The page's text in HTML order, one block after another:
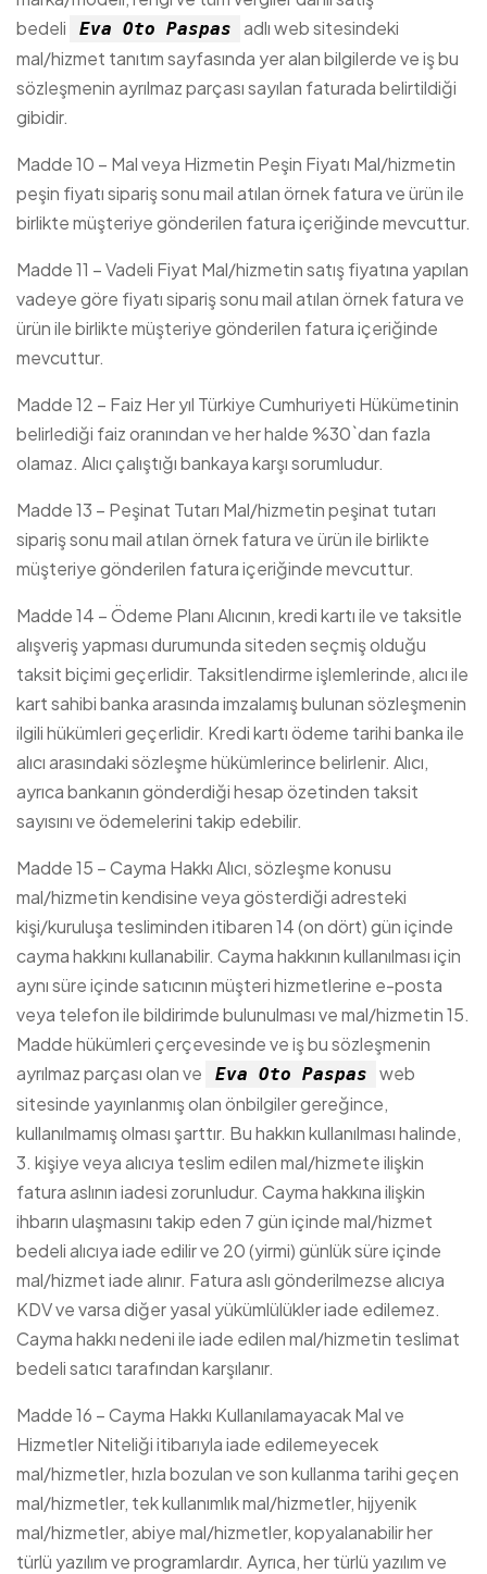
bedeli
Eva Oto Paspas
adlı web sitesindeki
mal/hizmet tanıtım sayfasında yer alan bilgilerde ve iş bu
sözleşmenin ayrılmaz parçası sayılan faturada belirtildiği
gibidir.
Madde 10 – Mal veya Hizmetin Peşin Fiyatı Mal/hizmetin
peşin fiyatı sipariş sonu mail atılan örnek fatura ve ürün ile
birlikte müşteriye gönderilen fatura içeriğinde mevcuttur.
Madde 11 – Vadeli Fiyat Mal/hizmetin satış fiyatına yapılan
vadeye göre fiyatı sipariş sonu mail atılan örnek fatura ve
ürün ile birlikte müşteriye gönderilen fatura içeriğinde
mevcuttur.
Madde 12 – Faiz Her yıl Türkiye Cumhuriyeti Hükümetinin
belirlediği faiz oranından ve her halde %30`dan fazla
olamaz. Alıcı çalıştığı bankaya karşı sorumludur.
Madde 13 – Peşinat Tutarı Mal/hizmetin peşinat tutarı
sipariş sonu mail atılan örnek fatura ve ürün ile birlikte
müşteriye gönderilen fatura içeriğinde mevcuttur.
Madde 14 – Ödeme Planı Alıcının, kredi kartı ile ve taksitle
alışveriş yapması durumunda siteden seçmiş olduğu
taksit biçimi geçerlidir. Taksitlendirme işlemlerinde, alıcı ile
kart sahibi banka arasında imzalamış bulunan sözleşmenin
ilgili hükümleri geçerlidir. Kredi kartı ödeme tarihi banka ile
alıcı arasındaki sözleşme hükümlerince belirlenir. Alıcı,
ayrıca bankanın gönderdiği hesap özetinden taksit
sayısını ve ödemelerini takip edebilir.
Madde 15 – Cayma Hakkı Alıcı, sözleşme konusu
mal/hizmetin kendisine veya gösterdiği adresteki
kişi/kuruluşa tesliminden itibaren 14 (on dört) gün içinde
cayma hakkını kullanabilir. Cayma hakkının kullanılması için
aynı süre içinde satıcının müşteri hizmetlerine e-posta
veya telefon ile bildirimde bulunulması ve mal/hizmetin 15.
Madde hükümleri çerçevesinde ve iş bu sözleşmenin
ayrılmaz parçası olan ve
Eva Oto Paspas
web
sitesinde yayınlanmış olan önbilgiler gereğince,
kullanılmamış olması şarttır. Bu hakkın kullanılması halinde,
3. kişiye veya alıcıya teslim edilen mal/hizmete ilişkin
fatura aslının iadesi zorunludur. Cayma hakkına ilişkin
ihbarın ulaşmasını takip eden 7 gün içinde mal/hizmet
bedeli alıcıya iade edilir ve 20 (yirmi) günlük süre içinde
mal/hizmet iade alınır. Fatura aslı gönderilmezse alıcıya
KDV ve varsa diğer yasal yükümlülükler iade edilemez.
Cayma hakkı nedeni ile iade edilen mal/hizmetin teslimat
bedeli satıcı tarafından karşılanır.
Madde 16 – Cayma Hakkı Kullanılamayacak Mal ve
Hizmetler Niteliği itibarıyla iade edilemeyecek
mal/hizmetler, hızla bozulan ve son kullanma tarihi geçen
mal/hizmetler, tek kullanımlık mal/hizmetler, hijyenik
mal/hizmetler, abiye mal/hizmetler, kopyalanabilir her
türlü yazılım ve programlardır. Ayrıca, her türlü yazılım ve